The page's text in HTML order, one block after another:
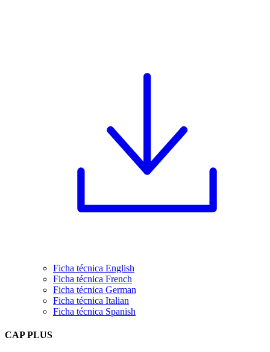
Ficha técnica English
Ficha técnica French
Ficha técnica German
Ficha técnica Italian
Ficha técnica Spanish
CAP PLUS